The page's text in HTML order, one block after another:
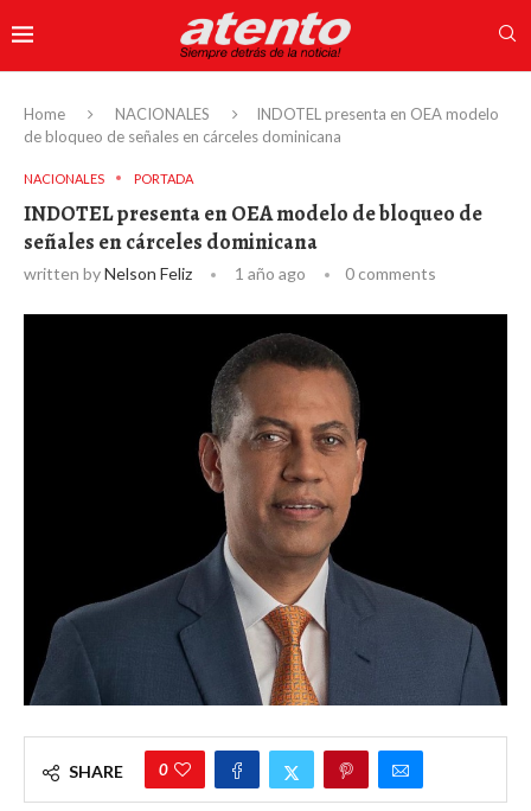
Home NACIONALES
INDOTEL presenta en OEA modelo
de bloqueo de señales en cárceles dominicana
NACIONALES PORTADA
INDOTEL presenta en OEA modelo de bloqueo de
señales en cárceles dominicana
written byNelson Feliz 1 año ago 0 comments
SHARE 0